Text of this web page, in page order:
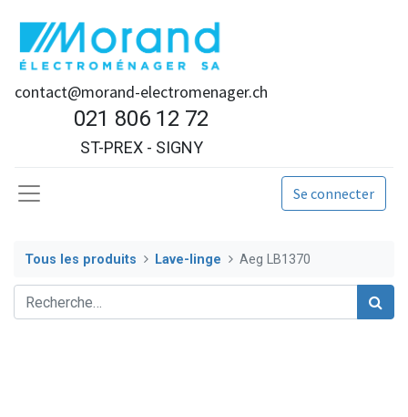
contact@morand-electromenager.ch
021 806 12 72
ST-PREX - SIGNY
Se connecter
Tous les produits Lave-linge Aeg LB1370